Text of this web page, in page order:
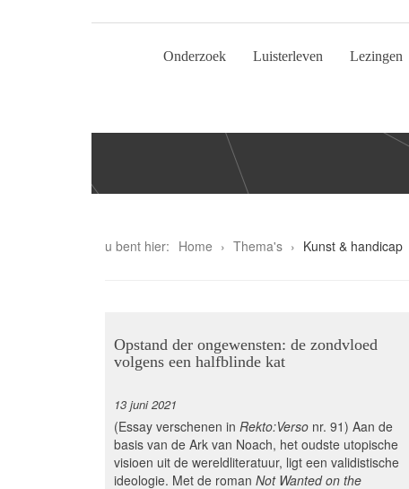
Onderzoek Luisterleven Lezingen
u bent hier: Home Thema's Kunst & handicap
Opstand der ongewensten: de zondvloed
volgens een halfblinde kat
13 juni 2021
(Essay verschenen in Rekto:Verso nr. 91) Aan de
basis van de Ark van Noach, het oudste utopische
visioen uit de wereldliteratuur, ligt een validistische
ideologie. Met de roman Not Wanted on the